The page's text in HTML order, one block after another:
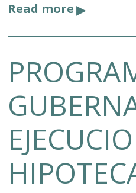
Read more